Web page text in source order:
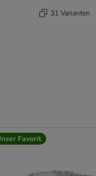
31 Varianten
Favorit